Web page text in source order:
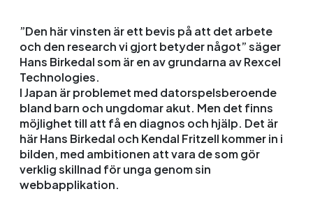
”Den här vinsten är ett bevis på att det arbete
och den research vi gjort betyder något” säger
Hans Birkedal som är en av grundarna av Rexcel
Technologies.
I Japan är problemet med datorspelsberoende
bland barn och ungdomar akut. Men det finns
möjlighet till att få en diagnos och hjälp. Det är
här Hans Birkedal och Kendal Fritzell kommer in i
bilden, med ambitionen att vara de som gör
verklig skillnad för unga genom sin
webbapplikation.